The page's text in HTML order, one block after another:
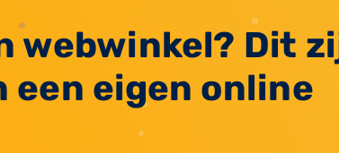
webwinkel? Dit
een eigen online